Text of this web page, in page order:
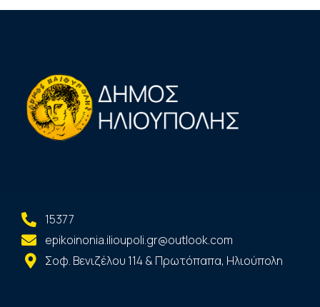
15377
epikoinonia.ilioupoli.gr@outlook.com
Σοφ. Βενιζέλου 114 & Πρωτόπαπα, Ηλιούπολη